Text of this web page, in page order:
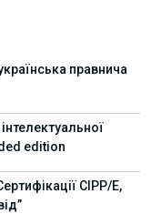
правнича
edition
СІРР/Е,